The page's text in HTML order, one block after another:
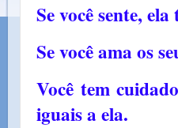
Se você sente,
Se você ama os
Você tem
iguais a ela.